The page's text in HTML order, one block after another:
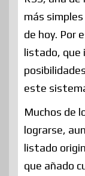
más
de hoy. Por
listado, que
este
Muchos de
lograrse,
listado
que añado